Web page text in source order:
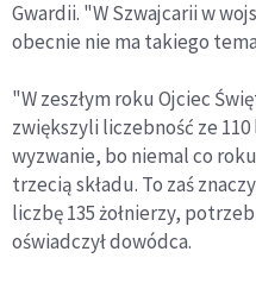
Gwardii. "W Szwajcarii w
obecnie nie ma takiego
"W zeszłym roku Ojciec
zwiększyli liczebność ze
wyzwanie, bo niemal co
trzecią składu. To zaś
liczbę 135 żołnierzy,
oświadczył dowódca.